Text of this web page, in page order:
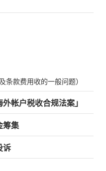
条款费用收的一般问题）
帐户税收合规法案」
筹集
诉